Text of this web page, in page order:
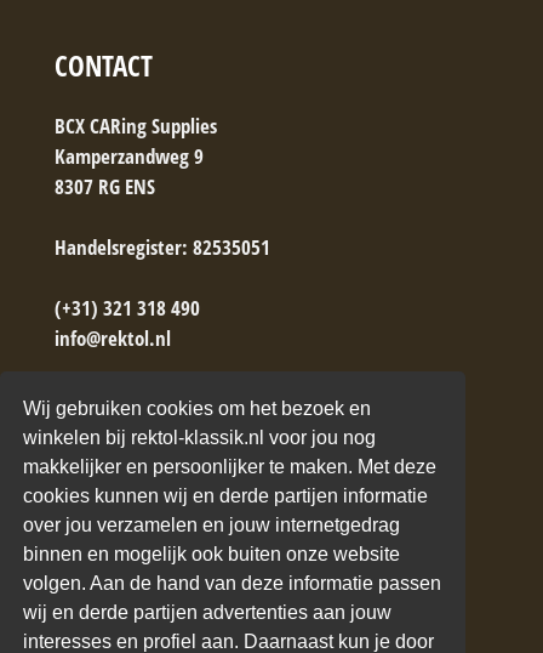
Wij gebruiken cookies om het bezoek en
winkelen bij rektol-klassik.nl voor jou nog
makkelijker en persoonlijker te maken. Met deze
cookies kunnen wij en derde partijen informatie
over jou verzamelen en jouw internetgedrag
binnen en mogelijk ook buiten onze website
volgen. Aan de hand van deze informatie passen
wij en derde partijen advertenties aan jouw
interesses en profiel aan. Daarnaast kun je door
CONTACT
BCX CARing Supplies
Kamperzandweg 9
8307 RG ENS
Handelsregister: 82535051
(+31) 321 318 490
info@rektol.nl
→ Contactformulier
ANDERE WEBSITES VAN BCX
Rektol Nederland